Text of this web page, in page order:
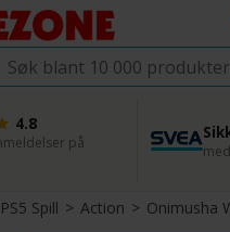
4.8
på
kl. 12
45
Enkel
PS5 Spill>Action>Onimusha